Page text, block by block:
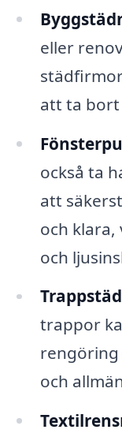
eller
att ta bort
också ta
att
och
och
trappor
och